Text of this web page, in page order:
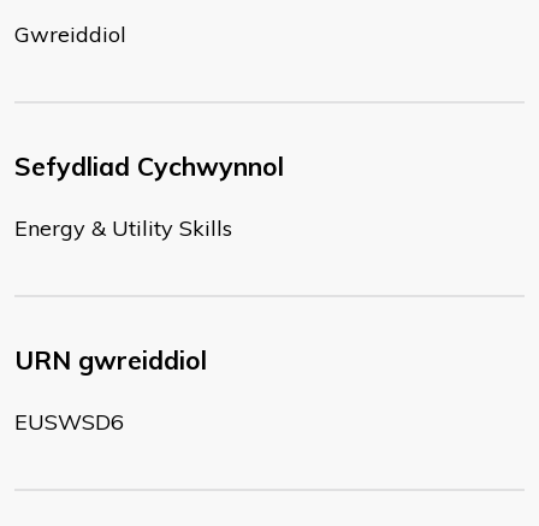
Gwreiddiol
Sefydliad Cychwynnol
Energy & Utility Skills
URN gwreiddiol
EUSWSD6